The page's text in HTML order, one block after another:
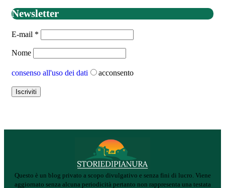
Newsletter
E-mail *
Nome
consenso all'uso dei dati acconsento
Questo è un blog privato a scopo divulgativo e senza fini di lucro. Viene
aggiornato senza alcuna periodicità pertanto non rappresenta una testata